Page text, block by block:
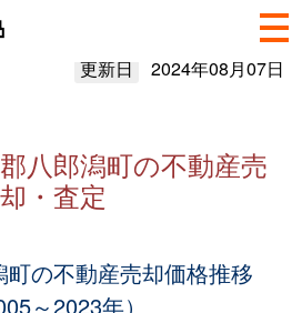
更新日 2024年08月07日
八郎潟町の不動産売
却・査定
の不動産売却価格推移
～2023年）